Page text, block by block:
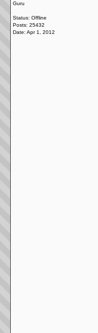
Guru
Status: Offline
Posts: 25432
Date: Apr 1, 2012